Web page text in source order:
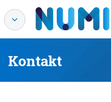
Kontakt